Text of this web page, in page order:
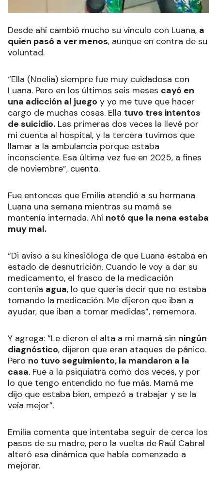
Desde ahí cambió mucho su vínculo con Luana, a
quien pasó a ver menos, aunque en contra de su
voluntad.
“Ella (Noelia) siempre fue muy cuidadosa con
Luana. Pero en los últimos seis meses cayó en
una adicción al juego y yo me tuve que hacer
cargo de muchas cosas. Ella tuvo tres intentos
de suicidio. Las primeras dos veces la llevé por
mi cuenta al hospital, y la tercera tuvimos que
llamar a la ambulancia porque estaba
inconsciente. Esa última vez fue en 2025, a fines
de noviembre”, cuenta.
Fue entonces que Emilia atendió a su hermana
Luana una semana mientras su mamá se
mantenía internada. Ahí notó que la nena estaba
muy mal.
“Di aviso a su kinesióloga de que Luana estaba en
estado de desnutrición. Cuando le voy a dar su
medicamento, el frasco de la medicación
contenía agua, lo que quería decir que no estaba
tomando la medicación. Me dijeron que iban a
ayudar, que iban a tomar medidas”, rememora.
Y agrega: “Le dieron el alta a mi mamá sin ningún
diagnóstico, dijeron que eran ataques de pánico.
Pero no tuvo seguimiento, la mandaron a la
casa. Fue a la psiquiatra como dos veces, y por
lo que tengo entendido no fue más. Mamá me
dijo que estaba bien, empezó a trabajar y se la
veía mejor”.
Emilia comenta que intentaba seguir de cerca los
pasos de su madre, pero la vuelta de Raúl Cabral
alteró esa dinámica que había comenzado a
mejorar.